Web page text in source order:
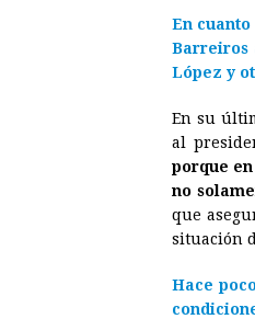
En
Barreiros
López y
En su
al
porque
no
que
situación
Hace